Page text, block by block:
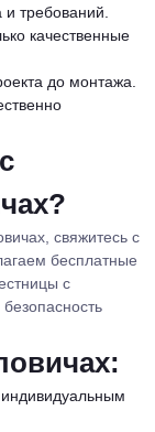
требований.
качественные
до монтажа.
свяжитесь с
бесплатные
с